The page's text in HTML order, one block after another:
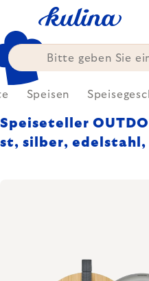
springen
Speisen
Speiseteller
st, silber, edelstahl,